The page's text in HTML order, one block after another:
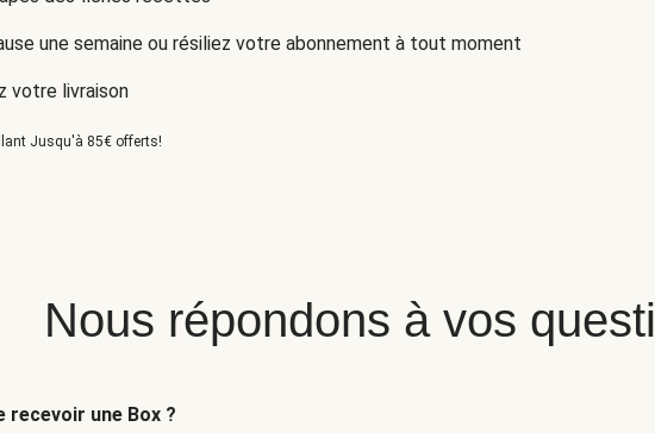
une semaine ou résiliez votre abonnement à tout moment
votre livraison
Jusqu'à 85€ offerts!
Nous répondons à vos
recevoir une Box ?